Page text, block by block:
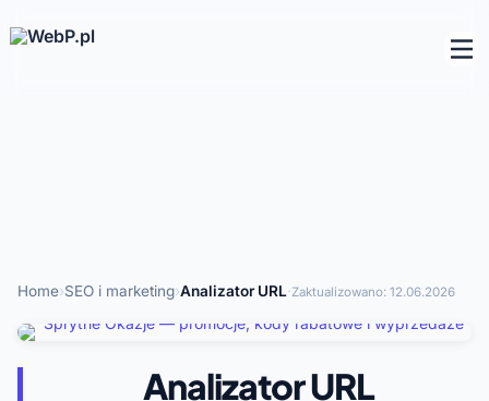
Home›SEO i marketing›Analizator URL·Zaktualizowano: 12.06.2026
Analizator URL